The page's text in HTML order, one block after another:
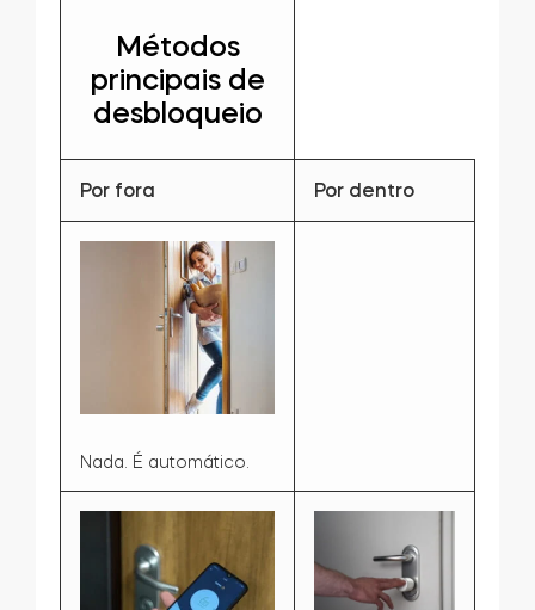
Métodos
principais de
desbloqueio
Por fora Por dentro
Nada. É automático.